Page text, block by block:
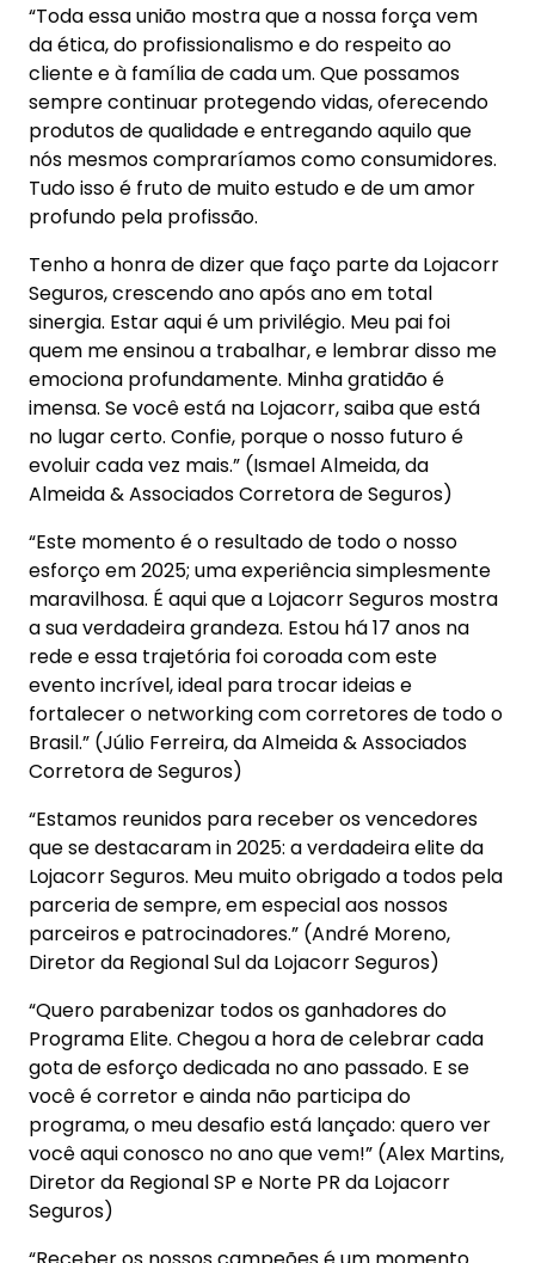
“Toda essa união mostra que a nossa força vem
da ética, do profissionalismo e do respeito ao
cliente e à família de cada um. Que possamos
sempre continuar protegendo vidas, oferecendo
produtos de qualidade e entregando aquilo que
nós mesmos compraríamos como consumidores.
Tudo isso é fruto de muito estudo e de um amor
profundo pela profissão.
Tenho a honra de dizer que faço parte da Lojacorr
Seguros, crescendo ano após ano em total
sinergia. Estar aqui é um privilégio. Meu pai foi
quem me ensinou a trabalhar, e lembrar disso me
emociona profundamente. Minha gratidão é
imensa. Se você está na Lojacorr, saiba que está
no lugar certo. Confie, porque o nosso futuro é
evoluir cada vez mais.” (Ismael Almeida, da
Almeida & Associados Corretora de Seguros)
“Este momento é o resultado de todo o nosso
esforço em 2025; uma experiência simplesmente
maravilhosa. É aqui que a Lojacorr Seguros mostra
a sua verdadeira grandeza. Estou há 17 anos na
rede e essa trajetória foi coroada com este
evento incrível, ideal para trocar ideias e
fortalecer o networking com corretores de todo o
Brasil.” (Júlio Ferreira, da Almeida & Associados
Corretora de Seguros)
“Estamos reunidos para receber os vencedores
que se destacaram in 2025: a verdadeira elite da
Lojacorr Seguros. Meu muito obrigado a todos pela
parceria de sempre, em especial aos nossos
parceiros e patrocinadores.” (André Moreno,
Diretor da Regional Sul da Lojacorr Seguros)
“Quero parabenizar todos os ganhadores do
Programa Elite. Chegou a hora de celebrar cada
gota de esforço dedicada no ano passado. E se
você é corretor e ainda não participa do
programa, o meu desafio está lançado: quero ver
você aqui conosco no ano que vem!” (Alex Martins,
Diretor da Regional SP e Norte PR da Lojacorr
Seguros)